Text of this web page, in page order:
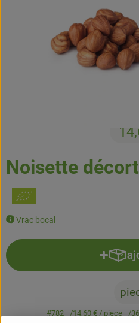
Accessoires et divers
Cosmétique et hygiène
Noisette
Vrac bocal
#782 14,60 € / piece